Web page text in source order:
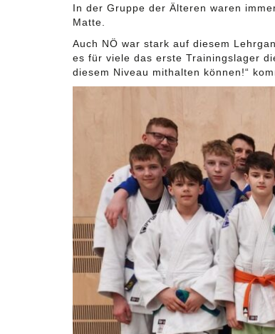
In der Gruppe der Älteren waren
Matte.
Auch NÖ war stark auf diesem
es für viele das erste Trainingslager
diesem Niveau mithalten können!“